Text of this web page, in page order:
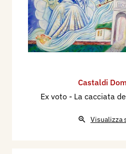
Castaldi
Ex voto - La cacciata
Visualizza